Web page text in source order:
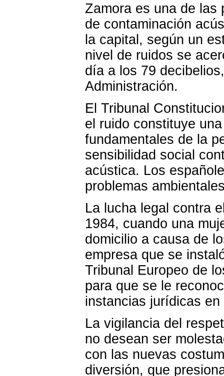
Zamora es una de las
de contaminación
la capital, según un
nivel de ruidos se
día a los 79
Administración.
El Tribunal
el ruido constituye
fundamentales de la
sensibilidad social
acústica. Los
problemas
La lucha legal contra
1984, cuando una
domicilio a causa de
empresa que se
Tribunal Europeo de
para que se le
instancias jurídicas en
La vigilancia del
no desean ser
con las nuevas
diversión, que